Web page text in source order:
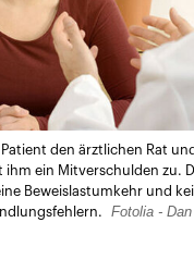
den ärztlichen Rat
ihm ein Mitverschulden zu.
Beweislastumkehr und
Fotolia -